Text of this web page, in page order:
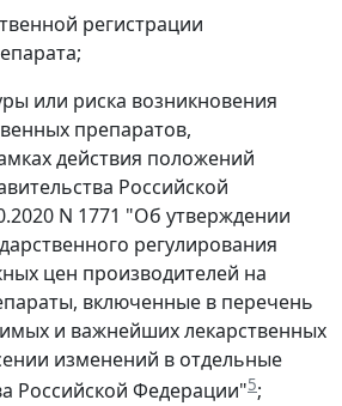
регистрации
или риска возникновения
препаратов,
действия положений
Российской
N 1771 "Об утверждении
регулирования
цен производителей на
включенные в перечень
и важнейших лекарственных
изменений в отдельные
Российской Федерации"5;